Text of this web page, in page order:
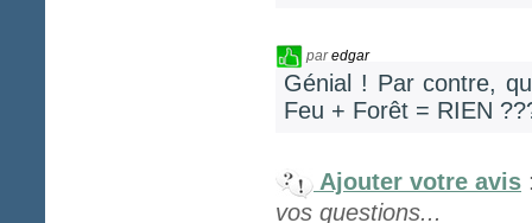
paredgar
Génial ! Par contre,
Feu + Forêt = RIEN
Ajouter votre avis
vos questions...